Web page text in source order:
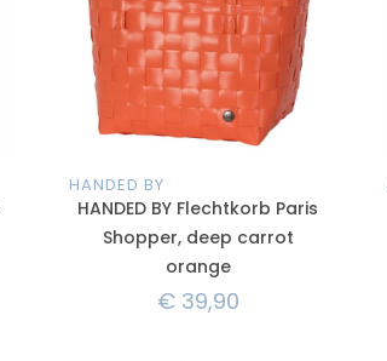
HANDED BY
HANDED BY Flechtkorb Paris
Shopper, deep carrot
orange
€39,90